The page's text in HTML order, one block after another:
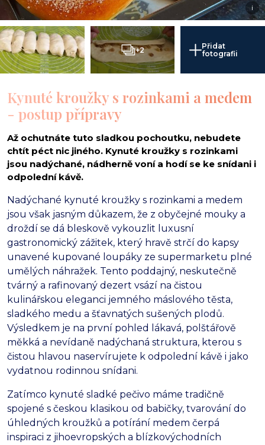
i
+2
Přidat
fotografii
Kynuté kroužky s rozinkami a medem
- postup přípravy
Až ochutnáte tuto sladkou pochoutku, nebudete
chtít péct nic jiného. Kynuté kroužky s rozinkami
jsou nadýchané, nádherně voní a hodí se ke snídani i
odpolední kávě.
Nadýchané kynuté kroužky s rozinkami a medem
jsou však jasným důkazem, že z obyčejné mouky a
droždí se dá bleskově vykouzlit luxusní
gastronomický zážitek, který hravě strčí do kapsy
unavené kupované loupáky ze supermarketu plné
umělých náhražek. Tento poddajný, neskutečně
tvárný a rafinovaný dezert vsází na čistou
kulinářskou eleganci jemného máslového těsta,
sladkého medu a šťavnatých sušených plodů.
Výsledkem je na první pohled lákavá, polštářově
měkká a nevídaně nadýchaná struktura, kterou s
čistou hlavou naservírujete k odpolední kávě i jako
vydatnou rodinnou snídani.
Zatímco kynuté sladké pečivo máme tradičně
spojené s českou klasikou od babičky, tvarování do
úhledných kroužků a potírání medem čerpá
inspiraci z jihoevropských a blízkovýchodních